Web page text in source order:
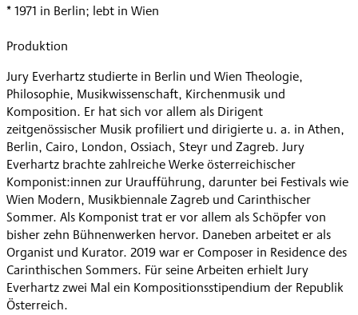
* 1971 in Berlin; lebt in Wien
Produktion
Jury Everhartz studierte in Berlin und Wien Theologie,
Philosophie, Musikwissenschaft, Kirchenmusik und
Komposition. Er hat sich vor allem als Dirigent
zeitgenössischer Musik profiliert und dirigierte u. a. in Athen,
Berlin, Cairo, London, Ossiach, Steyr und Zagreb. Jury
Everhartz brachte zahlreiche Werke österreichischer
Komponist:innen zur Uraufführung, darunter bei Festivals wie
Wien Modern, Musikbiennale Zagreb und Carinthischer
Sommer. Als Komponist trat er vor allem als Schöpfer von
bisher zehn Bühnenwerken hervor. Daneben arbeitet er als
Organist und Kurator. 2019 war er Composer in Residence des
Carinthischen Sommers. Für seine Arbeiten erhielt Jury
Everhartz zwei Mal ein Kompositionsstipendium der Republik
Österreich.